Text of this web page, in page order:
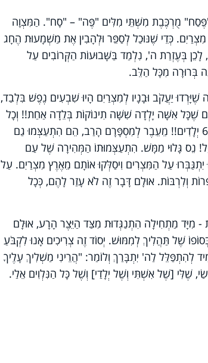
מֻרְכֶּבֶת מִשְּׁתֵּי מִלִּים "פֶּה" – "סָח". הַמִּצְוָה
כְּדֵי שֶׁנּוּכַל לְסַפֵּר וּלְהָבִין אֶת מַשְׁמָעוּת הֶחָג
לָכֵן בְּעֶזְרַת ה', נִלְמַד בַּשָּׁבוּעוֹת הַקְּרוֹבִים עַל
בְּרוּרָה מִכָּל הַלֵּב.
יַעֲקֹב וּבָנָיו לְמִצְרַיִם הָיוּ שִׁבְעִים נֶפֶשׁ בִּלְבַד,
שֶׁכָּל אִשָּׁה יָלְדָה שִׁשָּׁה תִינוֹקוֹת בְּלֵדָה אַחַת!! וְכָל
אִשָּׁה יָלְדָה בְּעֵרֶךְ עֶשֶׂר לֵידוֹת. כְּלוֹמַר, שֶׁבְּכָל מִשְׁפָּחָה הָיוּ כְ-60 יְלָדִים!! מֵעֵבֶר לְמִסְפָּרָם הָרַב, הֵם הִתְעַצְּמוּ גַם
נֵס גָּלוּי מַמָּשׁ. הִתְעַצְּמוּתוֹ הַמְּהִירָה שֶׁל עַם
עַל הַמִּצְרִים וִיסַלְּקוּ אוֹתָם מֵאֶרֶץ מִצְרַיִם. עַל
וְלִרְבּוֹת. אוּלָם דָּבָר זֶה לֹא עָזַר לָהֶם, כְּכָל
- מִיָּד מַתְחִילָה הִתְנַגְּדוּת מִצַּד הַיֵּצֶר הָרָע, אוּלָם
שֶׁל תַּהֲלִיךְ לְמִמּוּשׁ. יְסוֹד זֶה צְרִיכִים אָנוּ לִקְבֹּעַ
לְהִתְפַּלֵּל לַה' יִתְבָּרַךְ וְלוֹמַר: "הֲרֵינִי מַשְׁלִיךְ עָלֶיךָ
שֶׁלִּי [שֶׁל אִשְׁתִּי וְשֶׁל יְלָדַי] וְשֶׁל כָּל הַנִּלְוִים אֵלַי.